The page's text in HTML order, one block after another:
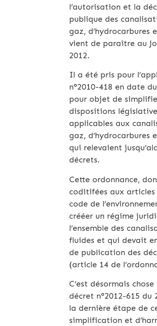
l’autorisation et la
publique des
gaz, d’hydrocarbures
vient de paraître au
2012.
Il a été pris pour
n°2010-418 en date
pour objet de
dispositions
applicables aux
gaz, d’hydrocarbures
qui relevaient
décrets.
Cette ordonnance,
coditifées aux articles
code de
crééer un régime
l’ensemble des
fluides et qui devait
de publication des
(article 14 de
C’est désormais
décret n°2012-615
la dernière étape de
simplification et